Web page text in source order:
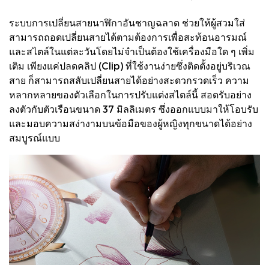
ระบบการเปลี่ยนสายนาฬิกาอันชาญฉลาด ช่วยให้ผู้สวมใส่
สามารถถอดเปลี่ยนสายได้ตามต้องการเพื่อสะท้อนอารมณ์
และสไตล์ในแต่ละวันโดยไม่จำเป็นต้องใช้เครื่องมือใด ๆ เพิ่ม
เติม เพียงแค่ปลดคลิป (Clip) ที่ใช้งานง่ายซึ่งติดตั้งอยู่บริเวณ
สาย ก็สามารถสลับเปลี่ยนสายได้อย่างสะดวกรวดเร็ว ความ
หลากหลายของตัวเลือกในการปรับแต่งสไตล์นี้ สอดรับอย่าง
ลงตัวกับตัวเรือนขนาด 37 มิลลิเมตร ซึ่งออกแบบมาให้โอบรับ
และมอบความสง่างามบนข้อมือของผู้หญิงทุกขนาดได้อย่าง
สมบูรณ์แบบ